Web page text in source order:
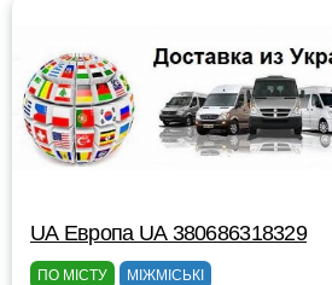
UА Европа UА 380686318329
ПО МІСТУ МІЖМІСЬКІ